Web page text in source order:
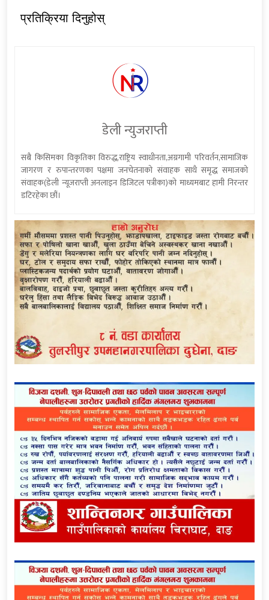
प्रतिक्रिया दिनुहोस्
डेली न्युजराप्ती
सबै किसिमका विकृतिका विरुद्ध,राष्ट्रिय स्वाधीनता,अग्रगामी परिवर्तन,सामाजिक
जागरण र रुपान्तरणका पक्षमा जनचेतनाको संवाहक साथै समृद्ध समाजको
संवाहक(डेली न्यूजराप्ती अनलाइन डिजिटल पत्रीका)को माध्यमबाट हामी निरन्तर
डटिरहेका छौं।